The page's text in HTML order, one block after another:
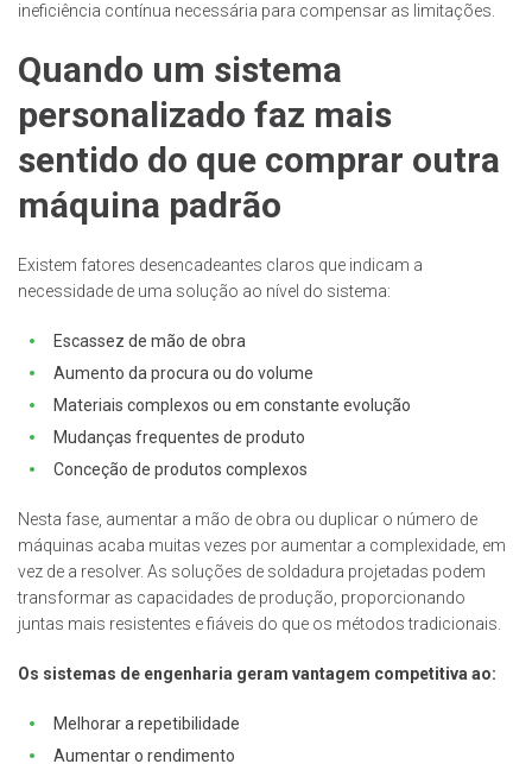
ineficiência contínua necessária para compensar as limitações.
Quando um sistema
personalizado faz mais
sentido do que comprar outra
máquina padrão
Existem fatores desencadeantes claros que indicam a
necessidade de uma solução ao nível do sistema:
Escassez de mão de obra
Aumento da procura ou do volume
Materiais complexos ou em constante evolução
Mudanças frequentes de produto
Conceção de produtos complexos
Nesta fase, aumentar a mão de obra ou duplicar o número de
máquinas acaba muitas vezes por aumentar a complexidade, em
vez de a resolver. As soluções de soldadura projetadas podem
transformar as capacidades de produção, proporcionando
juntas mais resistentes e fiáveis do que os métodos tradicionais.
Os sistemas de engenharia geram vantagem competitiva ao:
Melhorar a repetibilidade
Aumentar o rendimento